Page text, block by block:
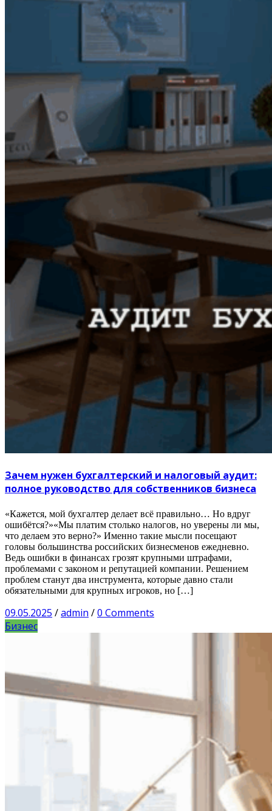
Зачем нужен бухгалтерский и налоговый аудит:
полное руководство для собственников бизнеса
«Кажется, мой бухгалтер делает всё правильно… Но вдруг
ошибётся?»«Мы платим столько налогов, но уверены ли мы,
что делаем это верно?» Именно такие мысли посещают
головы большинства российских бизнесменов ежедневно.
Ведь ошибки в финансах грозят крупными штрафами,
проблемами с законом и репутацией компании. Решением
проблем станут два инструмента, которые давно стали
обязательными для крупных игроков, но […]
09.05.2025 /admin /0 Comments
Бизнес